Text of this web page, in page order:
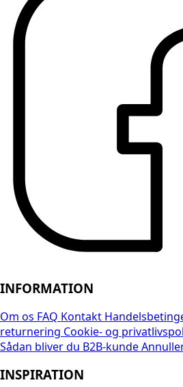
INFORMATION
Om os FAQ Kontakt
returnering Cookie- og
Sådan bliver du B2B-kunde
INSPIRATION